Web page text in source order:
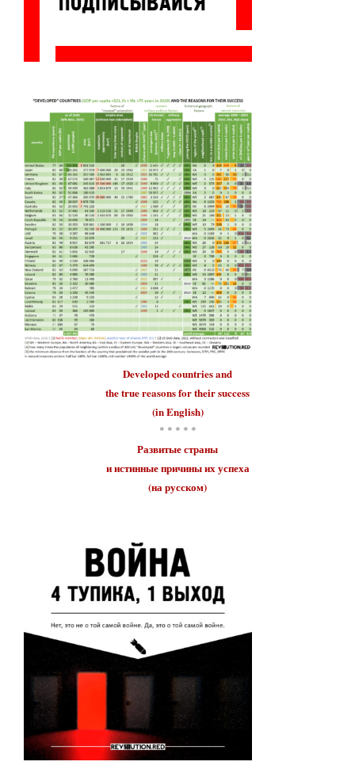
Developed countriesand
the true reasons for theirsuccess
(in English)
* * * * *
Развитые страны
и истинные причины их успеха
(на русском)